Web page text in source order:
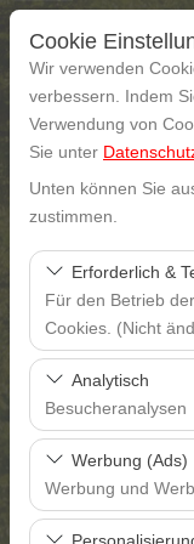
Cookie
Wir verwenden
verbessern. Indem
Verwendung von
Sie unter
Unten können Sie
zustimmen.
Erforderlich &
Für den Betrieb
Cookies. (Nicht
Diese Cookies
Funktionieren der
erforderlich. Sie
Analytisch
Besucheranalysen
Diese Cookies
unsere Website
meistbesuchte
werden
Werbung (Ads)
Werbung und
Diese Cookies
Abholstation
Gaziantep
Eine andere
Abholdatum & Zeit
Rückgabedatum &